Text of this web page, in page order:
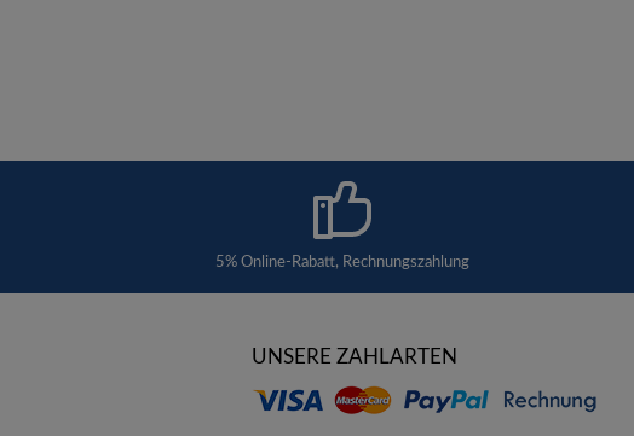
5% Online-Rabatt, Rechnungszahlung
UNSERE ZAHLARTEN